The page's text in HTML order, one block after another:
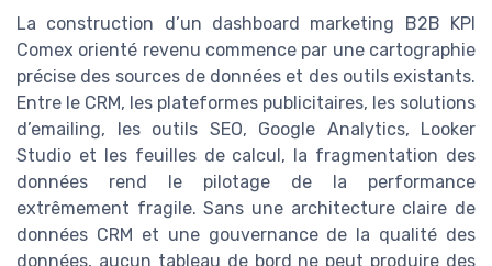
La construction d’un dashboard marketing B2B KPI
Comex orienté revenu commence par une cartographie
précise des sources de données et des outils existants.
Entre le CRM, les plateformes publicitaires, les solutions
d’emailing, les outils SEO, Google Analytics, Looker
Studio et les feuilles de calcul, la fragmentation des
données rend le pilotage de la performance
extrêmement fragile. Sans une architecture claire de
données CRM et une gouvernance de la qualité des
données, aucun tableau de bord ne peut produire des